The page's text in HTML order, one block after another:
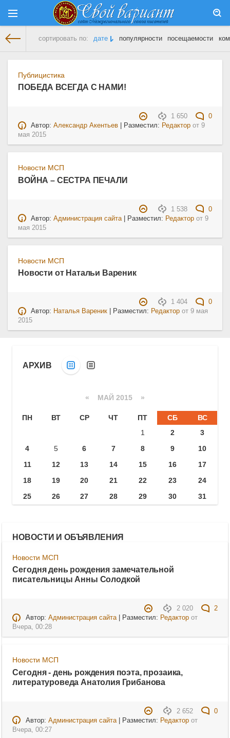
сортировать по: дате популярности посещаемости
Публицистика
ПОБЕДА ВСЕГДА С НАМИ!
1 650
0
Автор:Александр Акентьев | Разместил: Редактор от9
мая 2015
Новости МСП
ВОЙНА – СЕСТРА ПЕЧАЛИ
1 538
0
Автор:Администрация сайта| Разместил: Редактор от9
мая 2015
Новости МСП
Новости от Натальи Вареник
1 404
0
Автор: Наталья Вареник | Разместил: Редактор от9 мая
2015
АРХИВ
« МАЙ 2015 »
ПН ВТ СР ЧТ ПТ СБ
ВС
1
2
3
4
5 6 7 8 9
10
11
12 13 14 15 16
17
18
19 20 21 22 23
24
25
26 27 28 29 30 31
НОВОСТИ И ОБЪЯВЛЕНИЯ
Новости МСП
Сегодня день рождения замечательной
писательницы Анны Солодкой
2 020
2
Автор: Администрация сайта| Разместил: Редакторот
Вчера, 00:28
Новости МСП
Сегодня - день рождения поэта, прозаика,
литературоведа Анатолия Грибанова
2 652
0
Автор: Администрация сайта| Разместил: Редакторот
Вчера, 00:27